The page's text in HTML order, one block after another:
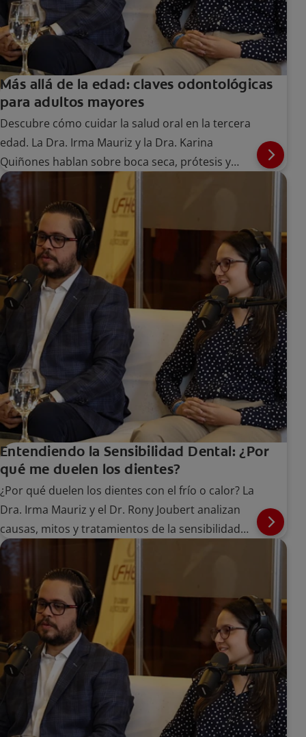
Más allá de la edad: claves odontológicas
para adultos mayores
Descubre cómo cuidar la salud oral en la tercera
edad. La Dra. Irma Mauriz y la Dra. Karina
Quiñones hablan sobre boca seca, prótesis y
atención integral.
Entendiendo la Sensibilidad Dental: ¿Por
qué me duelen los dientes?
¿Por qué duelen los dientes con el frío o calor? La
Dra. Irma Mauriz y el Dr. Rony Joubert analizan
causas, mitos y tratamientos de la sensibilidad
dental.